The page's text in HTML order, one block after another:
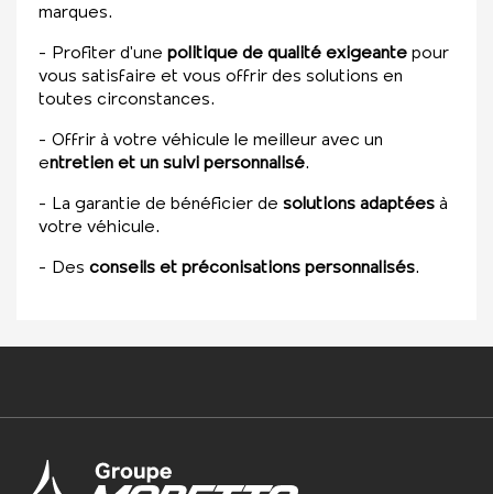
marques.
- Profiter d'une politique de qualité exigeante pour
vous satisfaire et vous offrir des solutions en
toutes circonstances.
- Offrir à votre véhicule le meilleur avec un
entretien et un suivi personnalisé.
- La garantie de bénéficier de solutions adaptées à
votre véhicule.
- Des conseils et préconisations personnalisés.